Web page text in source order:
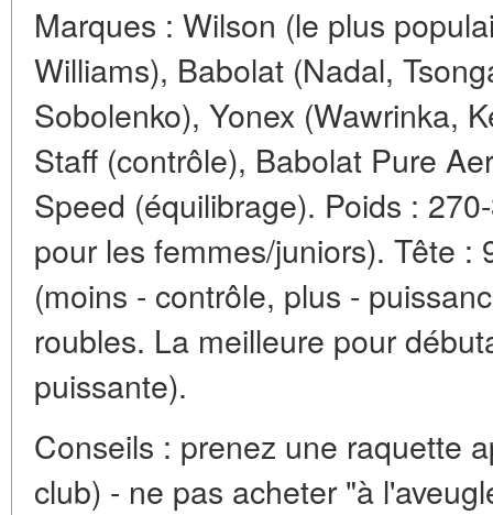
Marques : Wilson (le plus
Williams), Babolat (Nadal,
Sobolenko), Yonex (Wawrinka,
Staff (contrôle), Babolat Pure
Speed (équilibrage). Poids :
pour les femmes/juniors). Tête :
(moins - contrôle, plus -
roubles. La meilleure pour
puissante).
Conseils : prenez une raquette
club) - ne pas acheter "à